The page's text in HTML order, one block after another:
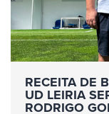
RECEITA DE
UD LEIRIA
RODRIGO